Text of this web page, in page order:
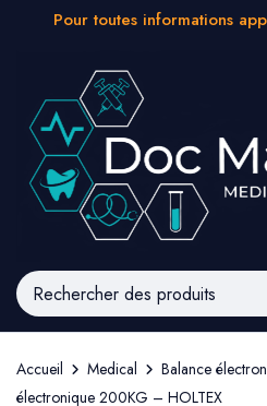
Pour toutes informations
Accueil Medical
Balance
électronique 200KG – HOLTEX